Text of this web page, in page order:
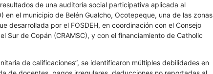
de una auditoría social participativa aplicada al
en el municipio de Belén Gualcho, Ocotepeque, una de las zonas
desarrollada por el FOSDEH, en coordinación con el Consejo
Sur de Copán (CRAMSC), y con el financiamiento de Catholic
de calificaciones”, se identificaron múltiples debilidades en